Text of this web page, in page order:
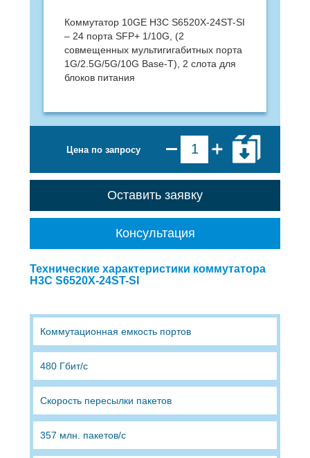
Коммутатор 10GE H3C S6520X-24ST-SI
– 24 порта SFP+ 1/10G, (2
совмещенных мультигигабитных порта
1G/2.5G/5G/10G Base-T), 2 слота для
блоков питания
Цена по запросу
Оставить заявку
Консультация
Технические характеристики коммутатора
H3C S6520X-24ST-SI
Коммутационная емкость портов
480 Гбит/с
Скорость пересылки пакетов
357 млн. пакетов/с